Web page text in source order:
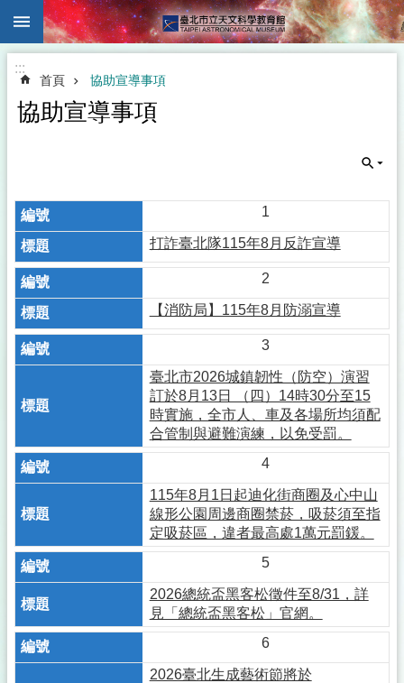
跳到主要內容區塊
:::
首頁 協助宣導事項
協助宣導事項
1
打詐臺北隊115年8月反詐宣導
2
【消防局】115年8月防溺宣導
3
臺北市2026城鎮韌性（防空）演習
訂於8月13日 （四）14時30分至15
時實施，全市人、車及各場所均須配
合管制與避難演練，以免受罰。
4
115年8月1日起迪化街商圈及心中山
線形公園周邊商圈禁菸，吸菸須至指
定吸菸區，違者最高處1萬元罰鍰。
5
2026總統盃黑客松徵件至8/31，詳
見「總統盃黑客松」官網。
6
2026臺北生成藝術節將於